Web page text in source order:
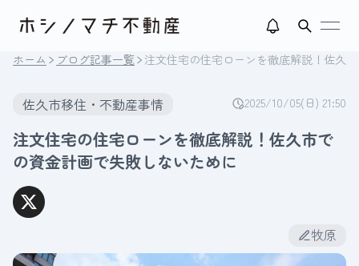
ホーム ブログ記事一覧 注文住宅の住宅ローンを徹底解説！佐久
佐久市移住・不動産事情 2025/10/05(日) 21:50
注文住宅の住宅ローンを徹底解説！佐久市で
の資金計画で失敗しないために
牧原